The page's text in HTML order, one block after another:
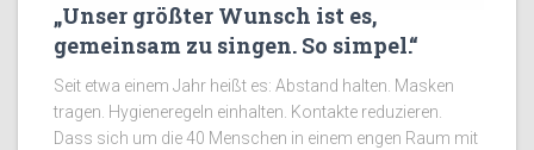
„Unser größter Wunsch ist es,
gemeinsam zu singen. So simpel.“
Seit etwa einem Jahr heißt es: Abstand halten. Masken
tragen. Hygieneregeln einhalten. Kontakte reduzieren.
Dass sich um die 40 Menschen in einem engen Raum mit